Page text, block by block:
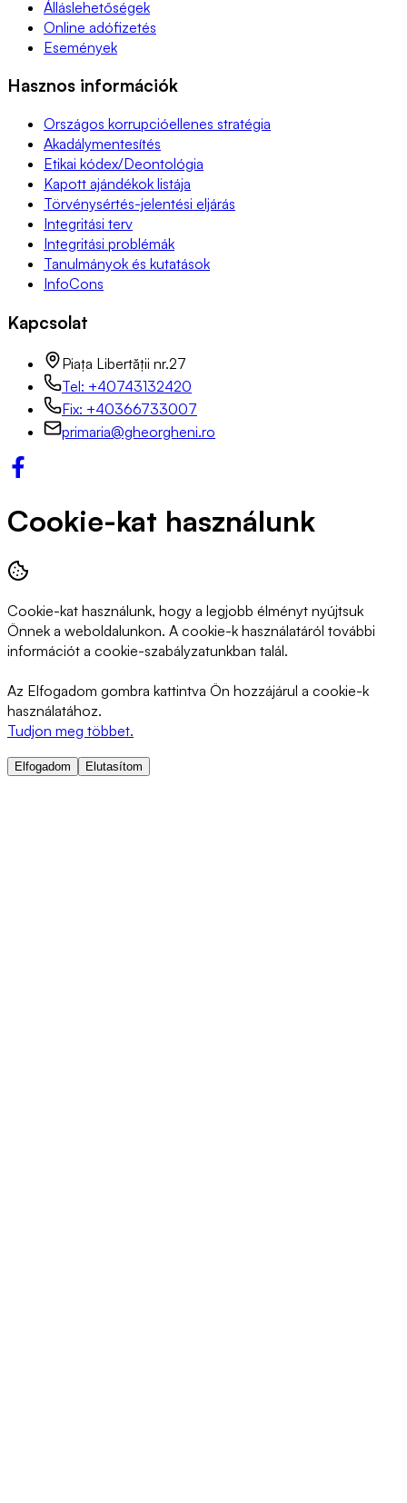
Álláslehetőségek
Online adófizetés
Események
Hasznos információk
Országos korrupcióellenes stratégia
Akadálymentesítés
Etikai kódex/Deontológia
Kapott ajándékok listája
Törvénysértés-jelentési eljárás
Integritási terv
Integritási problémák
Tanulmányok és kutatások
InfoCons
Kapcsolat
Piața Libertății nr.27
Tel: +40743132420
Fix: +40366733007
primaria@gheorgheni.ro
Cookie-kat használunk
Cookie-kat használunk, hogy a legjobb élményt nyújtsuk
Önnek a weboldalunkon. A cookie-k használatáról további
információt a cookie-szabályzatunkban talál.
Az Elfogadom gombra kattintva Ön hozzájárul a cookie-k
használatához.
Tudjon meg többet.
Elfogadom Elutasítom